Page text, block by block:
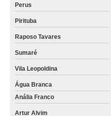
Perus
Pirituba
Raposo Tavares
Sumaré
Vila Leopoldina
Água Branca
Anália Franco
Artur Alvim